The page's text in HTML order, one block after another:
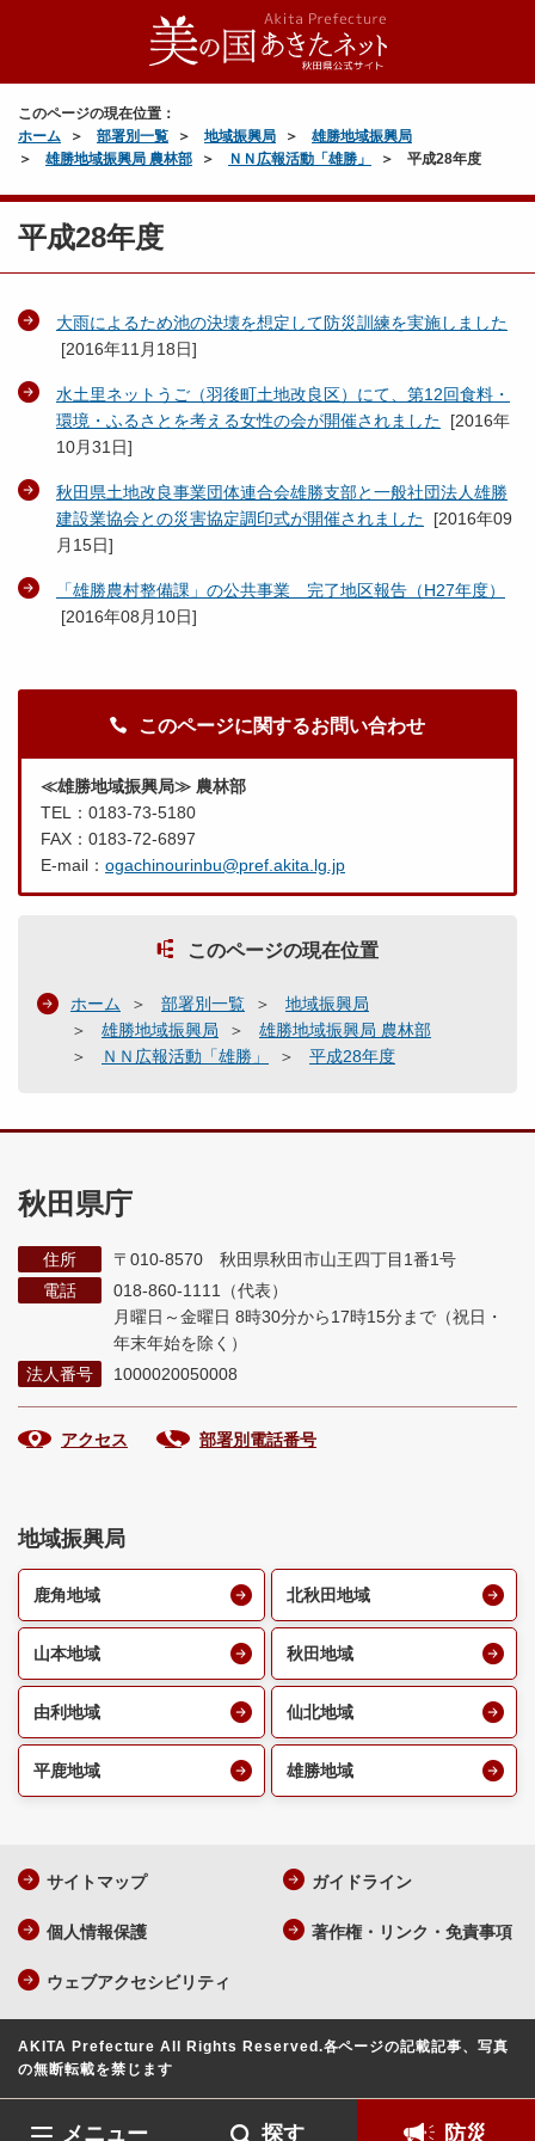
メニュー 探す 防災
このページの現在位置：
ホーム
部署別一覧 地域振興局
雄勝地域振興局
雄勝地域振興局 農林部
ＮＮ広報活動「雄勝」 平成28年度
平成28年度
大雨によるため池の決壊を想定して防災訓練を実施しました
[2016年11月18日]
水土里ネットうご（羽後町土地改良区）にて、第12回食料・
環境・ふるさとを考える女性の会が開催されました [2016年
10月31日]
秋田県土地改良事業団体連合会雄勝支部と一般社団法人雄勝
建設業協会との災害協定調印式が開催されました [2016年09
月15日]
「雄勝農村整備課」の公共事業 完了地区報告（H27年度）
[2016年08月10日]
このページに関するお問い合わせ
≪雄勝地域振興局≫ 農林部
TEL：0183-73-5180
FAX：0183-72-6897
E-mail： ogachinourinbu@pref.akita.lg.jp
このページの現在位置
ホーム 部署別一覧
地域振興局
雄勝地域振興局
雄勝地域振興局 農林部
ＮＮ広報活動「雄勝」
平成28年度
秋田県庁
住所
〒010-8570 秋田県秋田市山王四丁目1番1号
電話
018-860-1111（代表）
月曜日～金曜日 8時30分から17時15分まで （祝日・
年末年始を除く）
法人番号
1000020050008
アクセス 部署別電話番号
地域振興局
鹿角地域 北秋田地域
山本地域 秋田地域
由利地域 仙北地域
平鹿地域 雄勝地域
サイトマップ ガイドライン
個人情報保護 著作権・リンク・免責事項
ウェブアクセシビリティ
AKITA Prefecture All Rights Reserved.各ページの記載記事、写真
の無断転載を禁じます